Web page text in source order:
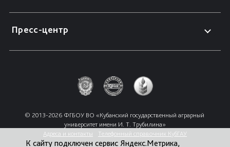
Пресс-центр
© 2013-2026 ФГБОУ ВО «Кубанский государственный аграрный
университет имени И. Т. Трубилина»
Адреса и контакты
Телефонный справочник КубГАУ
К сайту подключен сервис Яндекс.Метрика,